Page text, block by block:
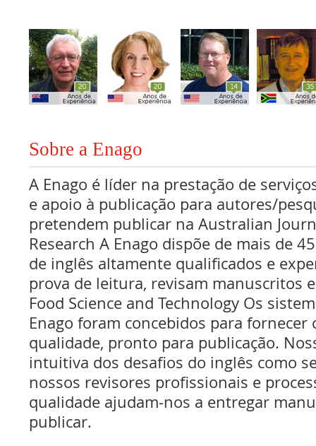
Sobre a Enago
A Enago é líder na prestação de
e apoio à publicação para autores/
pretendem publicar na Australian
Research A Enago dispõe de mais de
de inglês altamente qualificados e
prova de leitura, revisam manuscritos
Food Science and Technology Os
Enago foram concebidos para fornecer
qualidade, pronto para publicação.
intuitiva dos desafios do inglês como
nossos revisores profissionais e
qualidade ajudam-nos a entregar
publicar.